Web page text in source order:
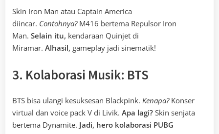
Skin Iron Man atau Captain America
diincar. Contohnya?M416 bertema Repulsor Iron
Man. Selain itu, kendaraan Quinjet di
Miramar. Alhasil, gameplay jadi sinematik!
3. Kolaborasi Musik: BTS
BTS bisa ulangi kesuksesan Blackpink. Kenapa?Konser
virtual dan voice pack V di Livik. Apa lagi? Skin senjata
bertema Dynamite. Jadi, hero kolaborasi PUBG